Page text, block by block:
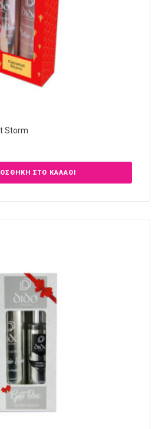
Storm
ΣΤΟ ΚΑΛΆΘΙ